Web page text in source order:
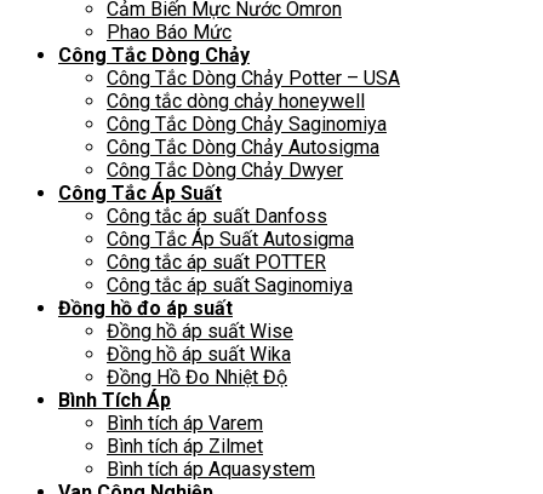
Cảm Biến Mực Nước Omron
Phao Báo Mức
Công Tắc Dòng Chảy
Công Tắc Dòng Chảy Potter – USA
Công tắc dòng chảy honeywell
Công Tắc Dòng Chảy Saginomiya
Công Tắc Dòng Chảy Autosigma
Công Tắc Dòng Chảy Dwyer
Công Tắc Áp Suất
Công tắc áp suất Danfoss
Công Tắc Áp Suất Autosigma
Công tắc áp suất POTTER
Công tắc áp suất Saginomiya
Đồng hồ đo áp suất
Đồng hồ áp suất Wise
Đồng hồ áp suất Wika
Đồng Hồ Đo Nhiệt Độ
Bình Tích Áp
Bình tích áp Varem
Bình tích áp Zilmet
Bình tích áp Aquasystem